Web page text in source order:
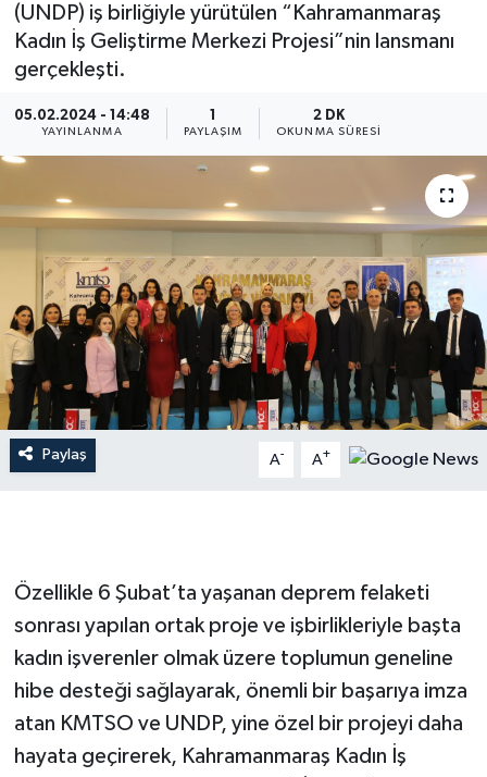
(UNDP) iş birliğiyle yürütülen “Kahramanmaraş
Kadın İş Geliştirme Merkezi Projesi”nin lansmanı
gerçekleşti.
05.02.2024 - 14:48
YAYINLANMA PAYLAŞIM
2 DK
OKUNMA SÜRESI
Paylaş A- A+
Özellikle 6 Şubat’ta yaşanan deprem felaketi
sonrası yapılan ortak proje ve işbirlikleriyle başta
kadın işverenler olmak üzere toplumun geneline
hibe desteği sağlayarak, önemli bir başarıya imza
atan KMTSO ve UNDP, yine özel bir projeyi daha
hayata geçirerek, Kahramanmaraş Kadın İş
TEKNOLOJİ
SAĞLIK
EĞİTİM
KSÜ
DÜNYA
ROPORTAJ
MAGAZİN
MEDYA
SEÇİM 2011
ÜÇÜNCÜ SAYFA
Tüm Manşetler
Son Dakika Haberleri
Haber Arşivi